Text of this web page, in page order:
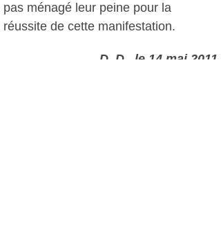
pas ménagé leur peine pour la
réussite de cette manifestation.
D. D., le 14 mai 2011